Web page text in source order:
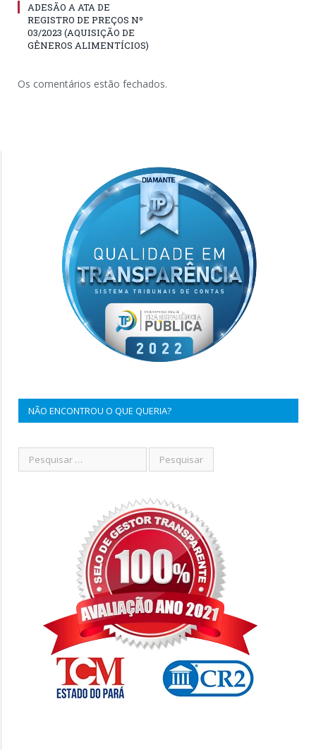
ADESÃO A ATA DE
REGISTRO DE PREÇOS Nº
03/2023 (AQUISIÇÃO DE
GÊNEROS ALIMENTÍCIOS)
Os comentários estão fechados.
NÃO ENCONTROU O QUE QUERIA?